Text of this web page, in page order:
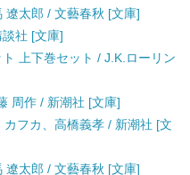
遼太郎 / 文藝春秋 [文庫]
社 [文庫]
上下巻セット / J.K.ローリン
周作 / 新潮社 [文庫]
フカ、高橋義孝 / 新潮社 [文
遼太郎 / 文藝春秋 [文庫]